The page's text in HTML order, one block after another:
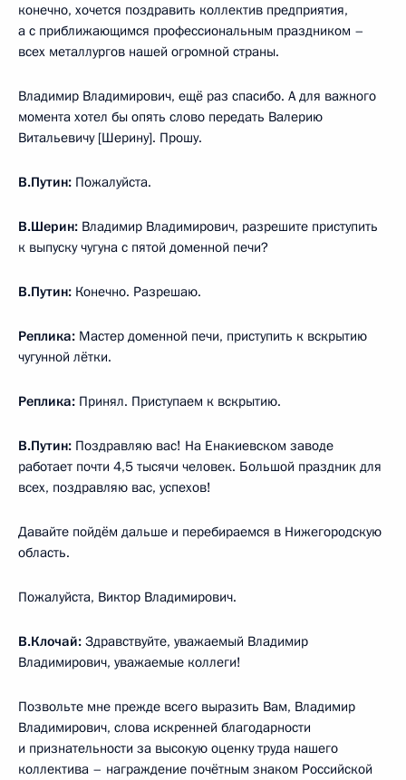
конечно, хочется поздравить коллектив предприятия,
а с приближающимся профессиональным праздником –
всех металлургов нашей огромной страны.
Владимир Владимирович, ещё раз спасибо. А для важного
момента хотел бы опять слово передать Валерию
Витальевичу [Шерину]. Прошу.
В.Путин: Пожалуйста.
В.Шерин: Владимир Владимирович, разрешите приступить
к выпуску чугуна с пятой доменной печи?
В.Путин: Конечно. Разрешаю.
Реплика: Мастер доменной печи, приступить к вскрытию
чугунной лётки.
Реплика: Принял. Приступаем к вскрытию.
В.Путин: Поздравляю вас! На Енакиевском заводе
работает почти 4,5 тысячи человек. Большой праздник для
всех, поздравляю вас, успехов!
Давайте пойдём дальше и перебираемся в Нижегородскую
область.
Пожалуйста, Виктор Владимирович.
В.Клочай: Здравствуйте, уважаемый Владимир
Владимирович, уважаемые коллеги!
Позвольте мне прежде всего выразить Вам, Владимир
Владимирович, слова искренней благодарности
и признательности за высокую оценку труда нашего
коллектива – награждение почётным знаком Российской